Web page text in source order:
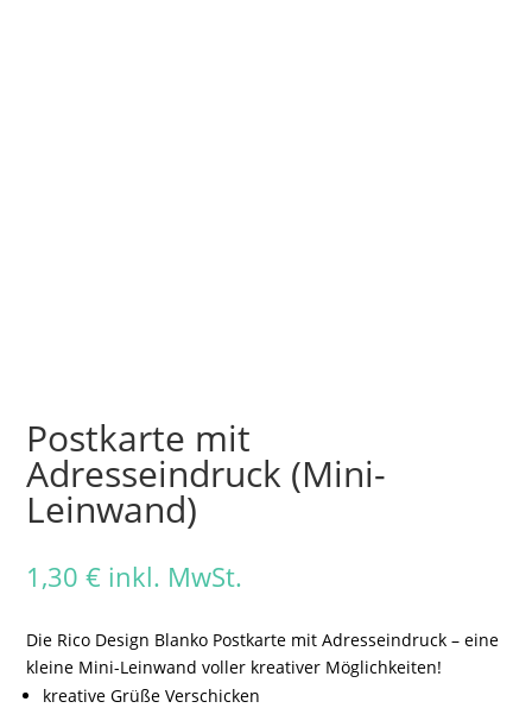
Postkarte mit
Adresseindruck (Mini-
Leinwand)
1,30€ inkl. MwSt.
Die Rico Design Blanko Postkarte mit Adresseindruck – eine
kleine Mini-Leinwand voller kreativer Möglichkeiten!
kreative Grüße Verschicken